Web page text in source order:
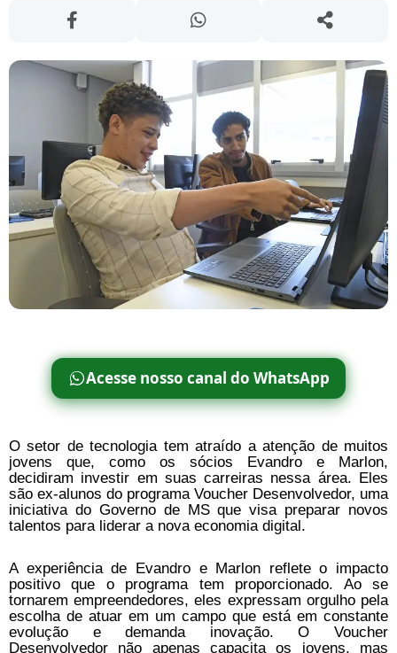
Acesse nosso canal do WhatsApp
O setor de tecnologia tem atraído a atenção de muitos
jovens que, como os sócios Evandro e Marlon,
decidiram investir em suas carreiras nessa área. Eles
são ex-alunos do programa Voucher Desenvolvedor, uma
iniciativa do Governo de MS que visa preparar novos
talentos para liderar a nova economia digital.
A experiência de Evandro e Marlon reflete o impacto
positivo que o programa tem proporcionado. Ao se
tornarem empreendedores, eles expressam orgulho pela
escolha de atuar em um campo que está em constante
evolução e demanda inovação. O Voucher
Desenvolvedor não apenas capacita os jovens, mas